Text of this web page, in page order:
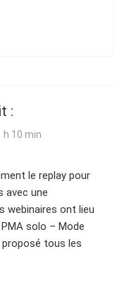
:
h 10 min
le replay pour
avec une
webinaires ont lieu
solo – Mode
proposé tous les